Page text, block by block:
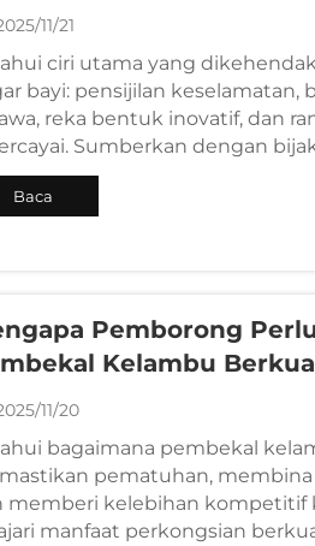
11/21
ciri utama yang
bayi: pensijilan keselamatan,
reka bentuk inovatif, dan
Sumberkan dengan
ini.
Baca
Pemborong
Kelambu
11/20
bagaimana pembekal
pematuhan,
memberi kelebihan kompetitif
manfaat perkongsian